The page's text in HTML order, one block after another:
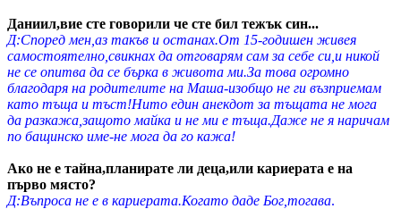
Даниил,вие сте говорили че сте бил тежък син...
Д:Според мен,аз такъв и останах.От 15-годишен живея
самостоятелно,свикнах да отговарям сам за себе си,и никой
не се опитва да се бърка в живота ми.За това огромно
благодаря на родителите на Маша-изобщо не ги възприемам
като тъща и тъст!Нито един анекдот за тъщата не мога
да разкажа,защото майка и не ми е тъща.Даже не я наричам
по бащинско име-не мога да го кажа!
Ако не е тайна,планирате ли деца,или кариерата е на
първо място?
Д:Въпроса не е в кариерата.Когато даде Бог,тогава.